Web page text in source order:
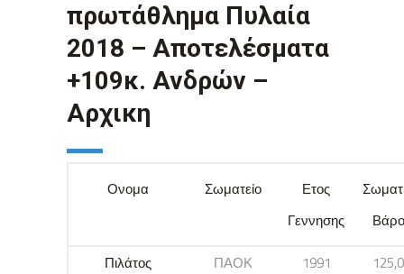
πρωτάθλημα Πυλαία
2018 – Αποτελέσματα
+109κ. Ανδρών –
Αρχικη
Ονομα Σωματείο
Ετος
Γεννησης
Πιλάτος
ΠΑΟΚ 1991